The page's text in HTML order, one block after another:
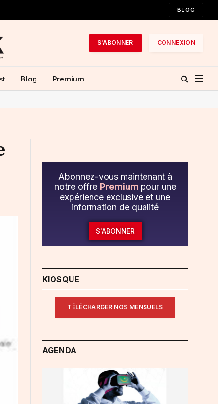
BLOG
S'ABONNER CONNEXION
Blog Premium
Abonnez-vous maintenant à
notre offre Premium pour une
expérience exclusive et une
information de qualité
S'ABONNER
KIOSQUE
TÉLÉCHARGER NOS MENSUELS
AGENDA